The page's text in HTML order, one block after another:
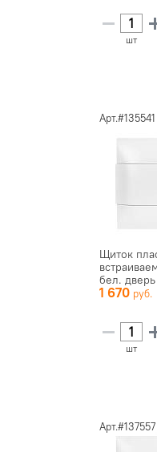
шт
Арт.#135541
Щиток
бел. дверь
1 670
шт
Арт.#137557